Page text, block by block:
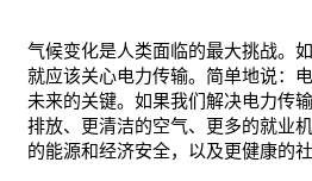
气候变化是人类面临的最大挑战。
就应该关心电力传输。简单地说：
未来的关键。如果我们解决电力传
排放、更清洁的空气、更多的就业
的能源和经济安全，以及更健康的社